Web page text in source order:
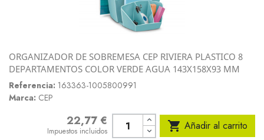
ORGANIZADOR DE SOBREMESA CEP RIVIERA PLASTICO 8
DEPARTAMENTOS COLOR VERDE AGUA 143X158X93 MM
Referencia: 163363-1005800991
Marca: CEP
Precio22,77 €
Impuestos incluidos  Añadir al carrito